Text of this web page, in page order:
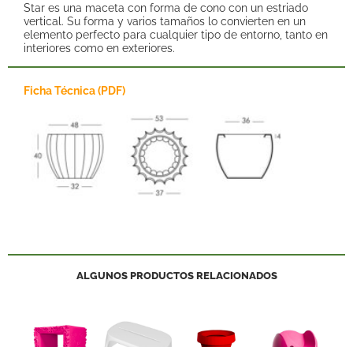
Star es una maceta con forma de cono con un estriado
vertical. Su forma y varios tamaños lo convierten en un
elemento perfecto para cualquier tipo de entorno, tanto en
interiores como en exteriores.
Ficha Técnica (PDF)
ALGUNOS PRODUCTOS RELACIONADOS